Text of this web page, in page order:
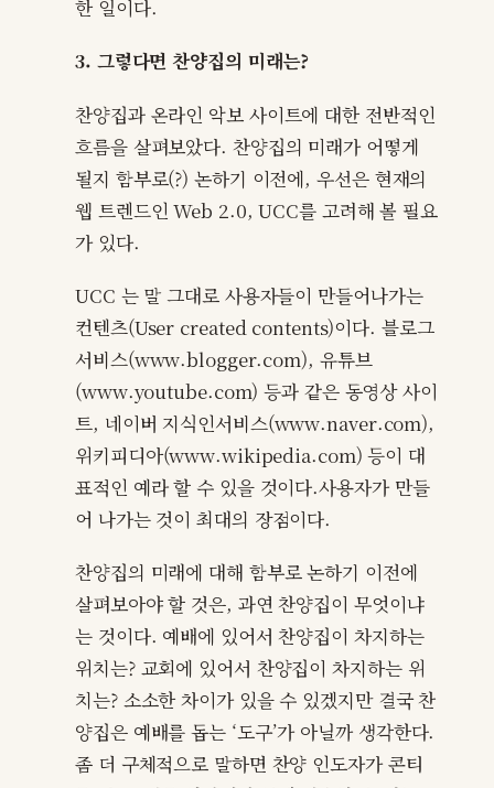
한 일이다.
3. 그렇다면 찬양집의 미래는?
찬양집과 온라인 악보 사이트에 대한 전반적인
흐름을 살펴보았다. 찬양집의 미래가 어떻게
될지 함부로(?) 논하기 이전에, 우선은 현재의
웹 트렌드인 Web 2.0, UCC를 고려해 볼 필요
가 있다.
UCC 는 말 그대로 사용자들이 만들어나가는
컨텐츠(User created contents)이다. 블로그
서비스(www.blogger.com), 유튜브
(www.youtube.com) 등과 같은 동영상 사이
트, 네이버 지식인서비스(www.naver.com),
위키피디아(www.wikipedia.com) 등이 대
표적인 예라 할 수 있을 것이다.사용자가 만들
어 나가는 것이 최대의 장점이다.
찬양집의 미래에 대해 함부로 논하기 이전에
살펴보아야 할 것은, 과연 찬양집이 무엇이냐
는 것이다. 예배에 있어서 찬양집이 차지하는
위치는? 교회에 있어서 찬양집이 차지하는 위
치는? 소소한 차이가 있을 수 있겠지만 결국 찬
양집은 예배를 돕는 ‘도구’가 아닐까 생각한다.
좀 더 구체적으로 말하면 찬양 인도자가 콘티